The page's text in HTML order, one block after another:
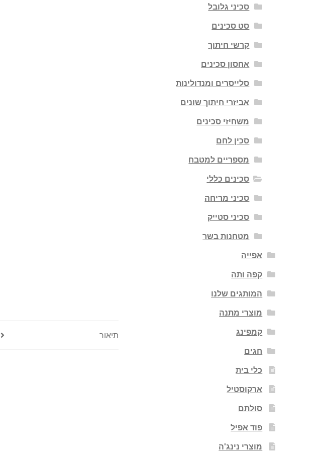
תיאור
סכיני גלובל
סט סכינים
קרשי חיתוך
אחסון סכינים
סלייסרים ומנדולינות
אביזרי חיתוך שונים
משחיזי סכינים
סכין לחם
מספריים למטבח
סכינים כללי
סכיני מריחה
סכיני סטייק
מטחנות בשר
אפייה
קפה ותה
המותגים שלנו
מוצרי מתנה
קמפינג
חגים
כלי בית
ארקוסטיל
סולתם
פוד אפיל
מוצרי נינג'ה